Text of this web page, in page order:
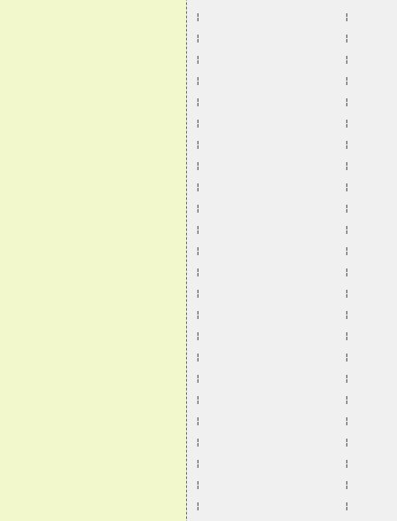
¦                       ¦
¦                       ¦
¦                       ¦
¦                       ¦
¦                       ¦
¦                       ¦
¦                       ¦
¦                       ¦
¦                       ¦
¦                       ¦
¦                       ¦
¦                       ¦
¦                       ¦
¦                       ¦
¦                       ¦
¦                       ¦
¦                       ¦
¦                       ¦
¦                       ¦
¦                       ¦
¦                       ¦
¦                       ¦
¦                       ¦
¦                       ¦